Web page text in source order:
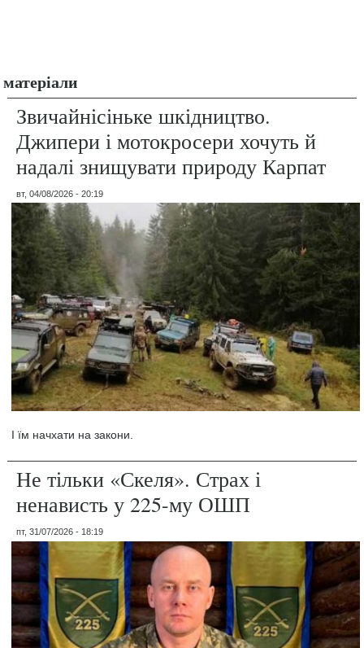
матеріали
Звичайнісіньке шкідництво.
Джипери і мотокросери хочуть й
надалі знищувати природу Карпат
вт, 04/08/2026 - 20:19
І їм начхати на закони.
Не тільки «Скеля». Страх і
ненависть у 225-му ОШП
пт, 31/07/2026 - 18:19